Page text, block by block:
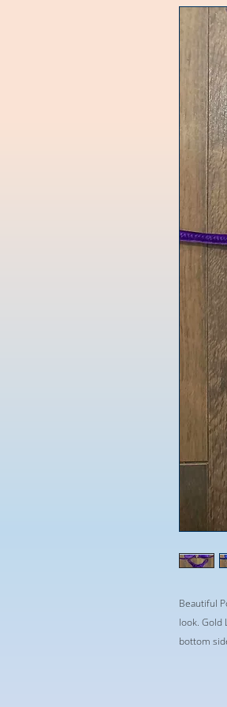
Beautiful
look. Gold
bottom